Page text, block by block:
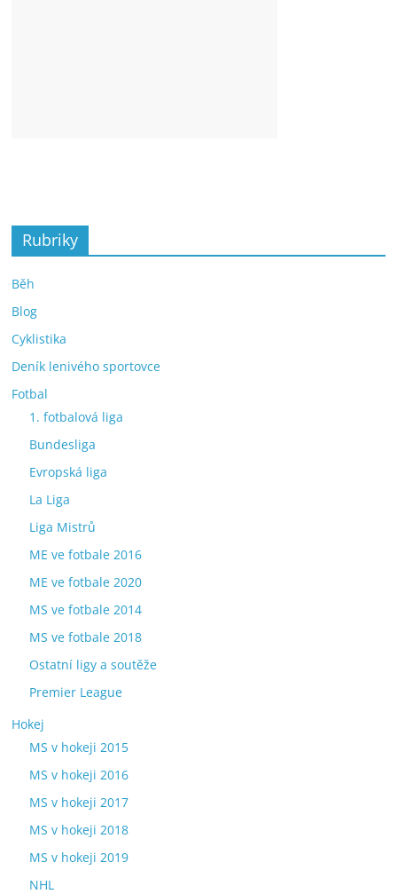
Rubriky
Běh
Blog
Cyklistika
Deník lenivého sportovce
Fotbal
1. fotbalová liga
Bundesliga
Evropská liga
La Liga
Liga Mistrů
ME ve fotbale 2016
ME ve fotbale 2020
MS ve fotbale 2014
MS ve fotbale 2018
Ostatní ligy a soutěže
Premier League
Hokej
MS v hokeji 2015
MS v hokeji 2016
MS v hokeji 2017
MS v hokeji 2018
MS v hokeji 2019
NHL